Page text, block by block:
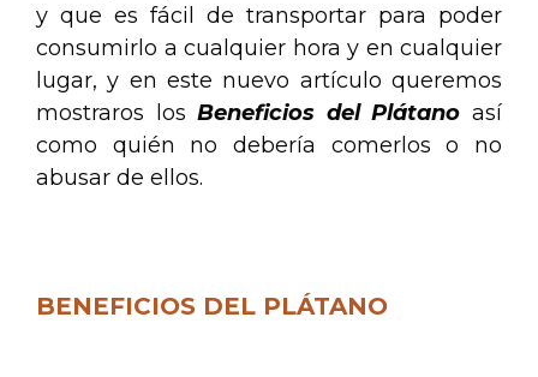
y que es fácil de transportar para poder
consumirlo a cualquier hora y en cualquier
lugar, y en este nuevo artículo queremos
mostraros losBeneficios del Plátano así
como quién no debería comerlos o no
abusar de ellos.
BENEFICIOS DEL PLÁTANO